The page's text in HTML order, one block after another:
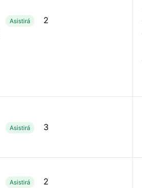
Asistirá 2
Asistirá 3
Asistirá 2